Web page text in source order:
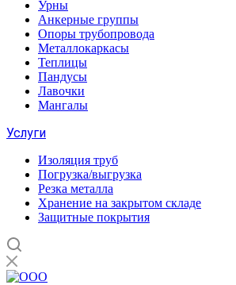
Урны
Анкерные группы
Опоры трубопровода
Металлокаркасы
Теплицы
Пандусы
Лавочки
Мангалы
Услуги
Изоляция труб
Погрузка/выгрузка
Резка металла
Хранение на закрытом складе
Защитные покрытия